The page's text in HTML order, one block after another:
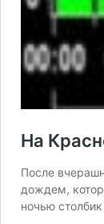
На
После
дождем,
ночью